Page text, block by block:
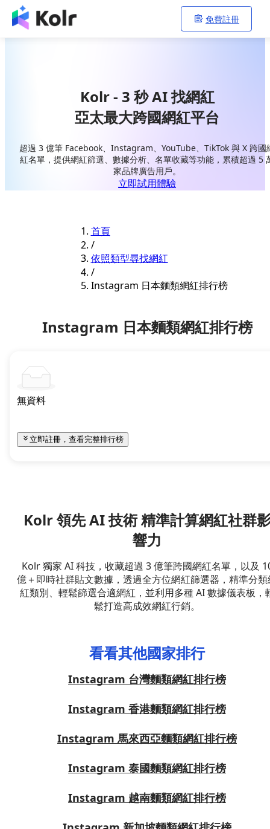
免費註冊
Kolr - 3 秒 AI 找網紅
亞太最大跨國網紅平台
超過 3 億筆 Facebook、Instagram、YouTube、TikTok 與 X 跨國
紅名單，提供網紅篩選、數據分析、名單收藏等功能，累積超過 5
家品牌廣告用戶。
立即試用體驗
首頁
/
依照類型尋找網紅
/
Instagram 日本麵類網紅排行榜
Instagram 日本麵類網紅排行榜
無資料
立即註冊，查看完整排行榜
Kolr 領先 AI 技術 精準計算網紅社群
響力
Kolr 獨家 AI 科技，收藏超過 3 億筆跨國網紅名單，以及
億＋即時社群貼文數據，透過全方位網紅篩選器，精準分類
紅類別、輕鬆篩選合適網紅，並利用多種 AI 數據儀表板，
鬆打造高成效網紅行銷。
看看其他國家排行
Instagram 台灣麵類網紅排行榜
Instagram 香港麵類網紅排行榜
Instagram 馬來西亞麵類網紅排行榜
Instagram 泰國麵類網紅排行榜
Instagram 越南麵類網紅排行榜